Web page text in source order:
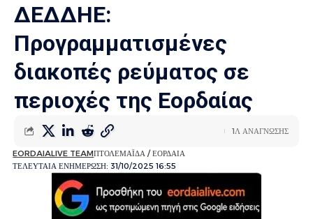
ΔΕΔΔΗΕ:
Προγραμματισμένες
διακοπές ρεύματος σε
περιοχές της Εορδαίας
ΤΕΛΕΥΤΑΙΑ ΕΝΗΜΕΡΩΣΗ: 31/10/2025 16:55
EORDAIALIVE TEAMΠΤΟΛΕΜΑΪΔΑ / ΕΟΡΔΑΙΑ
1Λ ΑΝΑΓΝΩΣΗΣ